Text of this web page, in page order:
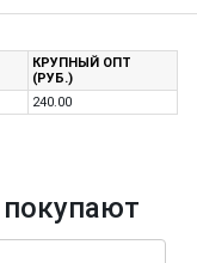
КРУПНЫЙ ОПТ
(РУБ.)
240.00